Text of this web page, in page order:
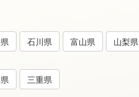
石川県 富山県
山梨県
三重県